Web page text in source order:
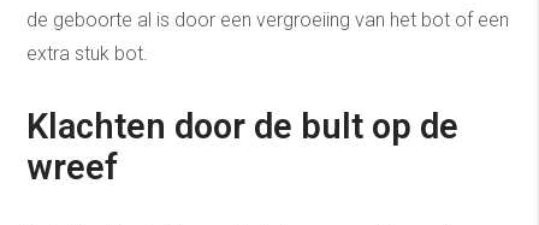
de geboorte al is door een vergroeiing van het bot of een
extra stuk bot.
Klachten door de bult op de
wreef